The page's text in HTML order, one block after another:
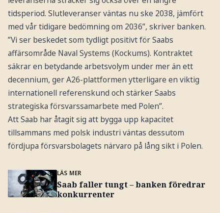
tidsperiod. Slutleveranser väntas nu ske 2038, jämfört
med vår tidigare bedömning om 2036”, skriver banken.
”Vi ser beskedet som tydligt positivt för Saabs
affärsområde Naval Systems (Kockums). Kontraktet
säkrar en betydande arbetsvolym under mer än ett
decennium, ger A26-plattformen ytterligare en viktig
internationell referenskund och stärker Saabs
strategiska försvarssamarbete med Polen”.
Att Saab har åtagit sig att bygga upp kapacitet
tillsammans med polsk industri väntas dessutom
fördjupa försvarsbolagets närvaro på lång sikt i Polen.
LÄS MER
Saab faller tungt – banken föredrar
konkurrenter